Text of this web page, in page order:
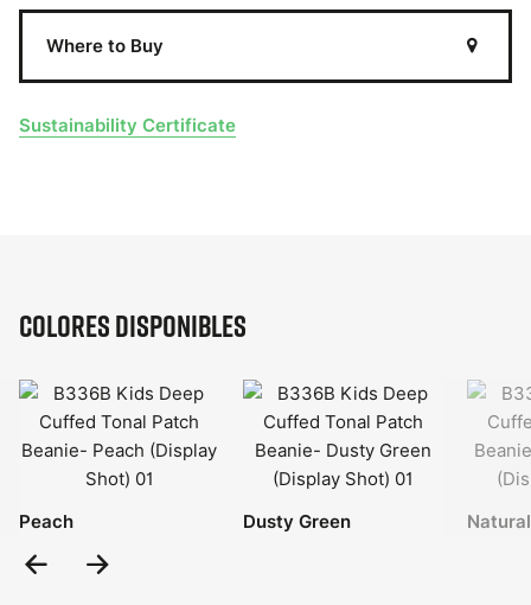
Where to Buy
Sustainability Certificate
Colores disponibles
Peach Dusty Green
Previous